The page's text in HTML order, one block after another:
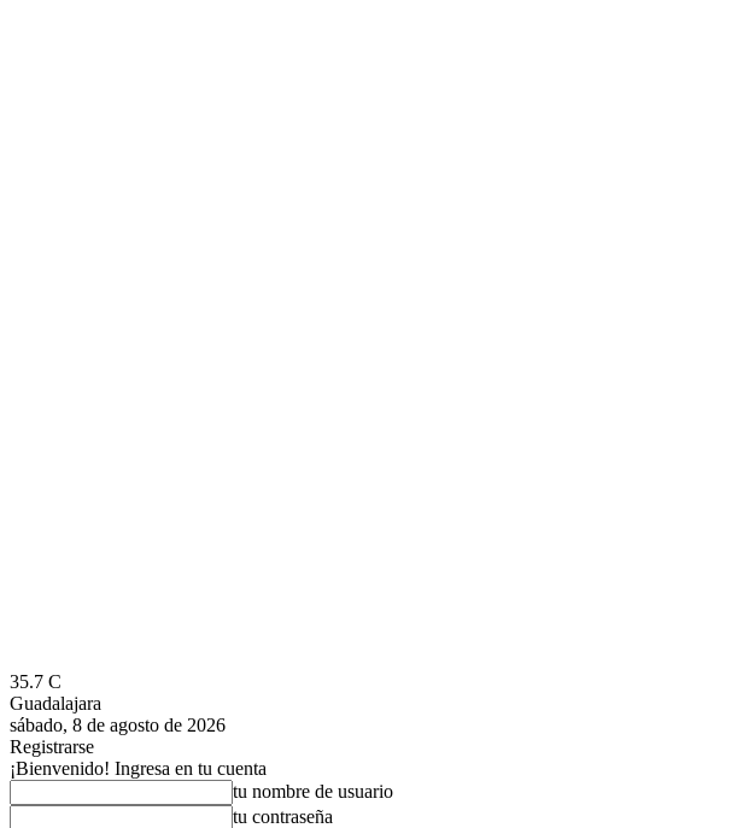
35.7 C
Guadalajara
sábado, 8 de agosto de 2026
Registrarse
¡Bienvenido! Ingresa en tu cuenta
tu nombre de usuario
tu contraseña